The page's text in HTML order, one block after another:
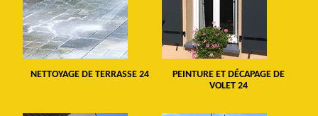
NETTOYAGE DE TERRASSE 24
PEINTURE ET DÉCAPAGE DE
VOLET 24